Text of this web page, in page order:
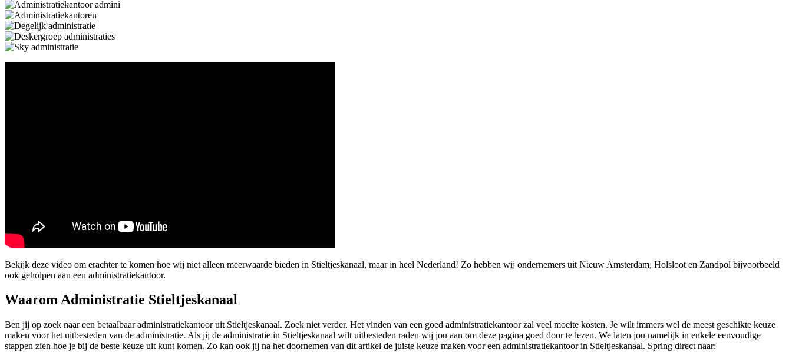
Bekijk deze video om erachter te komen hoe wij niet alleen meerwaarde bieden in Stieltjeskanaal, maar in heel Nederland! Zo hebben wij ondernemers uit Nieuw Amsterdam, Holsloot en Zandpol bijvoorbeeld
ook geholpen aan een administratiekantoor.
Waarom Administratie Stieltjeskanaal
Ben jij op zoek naar een betaalbaar administratiekantoor uit Stieltjeskanaal. Zoek niet verder. Het vinden van een goed administratiekantoor zal veel moeite kosten. Je wilt immers wel de meest geschikte keuze
maken voor het uitbesteden van de administratie. Als jij de administratie in Stieltjeskanaal wilt uitbesteden raden wij jou aan om deze pagina goed door te lezen. We laten jou namelijk in enkele eenvoudige
stappen zien hoe je bij de beste keuze uit kunt komen. Zo kan ook jij na het doornemen van dit artikel de juiste keuze maken voor een administratiekantoor in Stieltjeskanaal. Spring direct naar: